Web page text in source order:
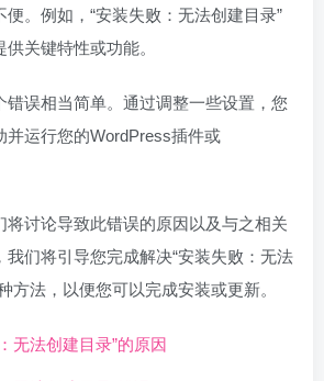
。例如，“安装失败：无法创建目录”
关键特性或功能。
错误相当简单。通过调整一些设置，您
并运行您的WordPress插件或
将讨论导致此错误的原因以及与之相关
我们将引导您完成解决“安装失败：无法
方法，以便您可以完成安装或更新。
无法创建目录”的原因